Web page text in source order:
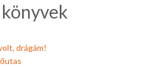
drágám!